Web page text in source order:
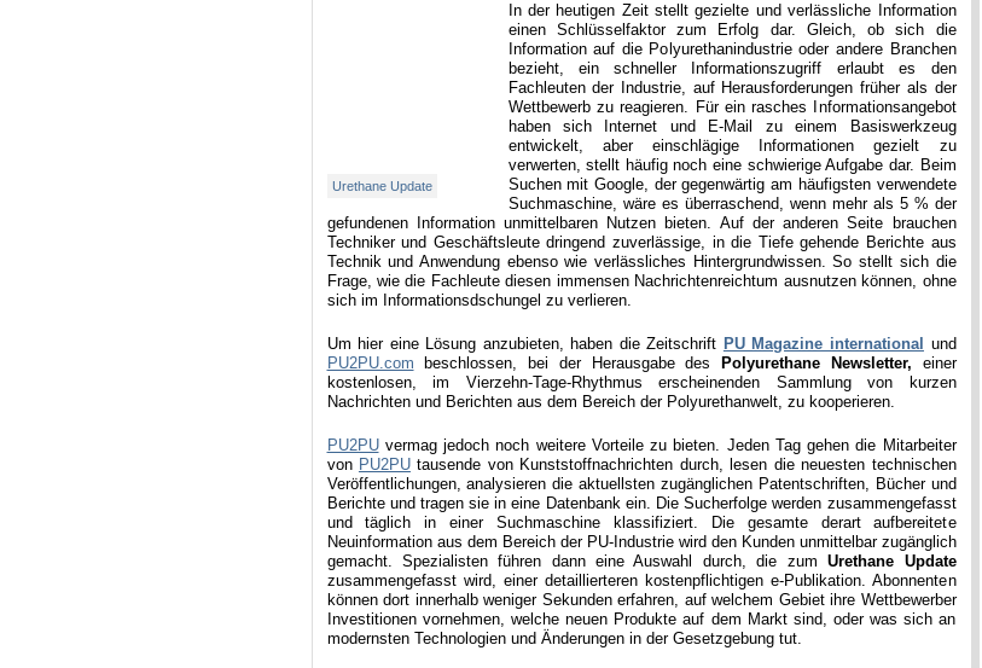
Urethane Update
In der heutigen Zeit stellt gezielte und verlässliche Information
einen Schlüsselfaktor zum Erfolg dar. Gleich, ob sich die
Information auf die Polyurethanindustrie oder andere Branchen
bezieht, ein schneller Informationszugriff erlaubt es den
Fachleuten der Industrie, auf Herausforderungen früher als der
Wettbewerb zu reagieren. Für ein rasches Informationsangebot
haben sich Internet und E-Mail zu einem Basiswerkzeug
entwickelt, aber einschlägige Informationen gezielt zu
verwerten, stellt häufig noch eine schwierige Aufgabe dar. Beim
Suchen mit Google, der gegenwärtig am häufigsten verwendete
Suchmaschine, wäre es überraschend, wenn mehr als 5 % der
gefundenen Information unmittelbaren Nutzen bieten. Auf der anderen Seite brauchen
Techniker und Geschäftsleute dringend zuverlässige, in die Tiefe gehende Berichte aus
Technik und Anwendung ebenso wie verlässliches Hintergrundwissen. So stellt sich die
Frage, wie die Fachleute diesen immensen Nachrichtenreichtum ausnutzen können, ohne
sich im Informations­dschungel zu verlieren.
Um hier eine Lösung anzubieten, haben die Zeitschrift PU Magazine international und
PU2PU.com beschlossen, bei der Herausgabe des Polyurethane Newsletter, einer
kostenlosen, im Vierzehn-Tage-Rhythmus erscheinenden Sammlung von kurzen
Nachrichten und Berichten aus dem Bereich der Polyurethanwelt, zu kooperieren.
PU2PUvermag jedoch noch weitere Vorteile zu bieten. Jeden Tag gehen die Mitarbeiter
von PU2PUtausende von Kunststoffnachrichten durch, lesen die neuesten technischen
Veröffentlichungen, analysieren die aktuellsten zugänglichen Patentschriften, Bücher und
Berichte und tragen sie in eine Datenbank ein. Die Sucherfolge werden zusammengefasst
und täglich in einer Suchmaschine klassifiziert. Die gesamte derart aufbereitete
Neuinformation aus dem Bereich der PU-Industrie wird den Kunden unmittelbar zugänglich
gemacht. Spezialisten führen dann eine Auswahl durch, die zumUrethane Update
zusammengefasst wird, einer detaillierteren kostenpflichtigen e-Publikation. Abonnenten
können dort innerhalb weniger Sekunden erfahren, auf welchem Gebiet ihre Wettbewerber
Investitionen vornehmen, welche neuen Produkte auf dem Markt sind, oder was sich an
modernsten Technologien und Änderungen in der Gesetzgebung tut.